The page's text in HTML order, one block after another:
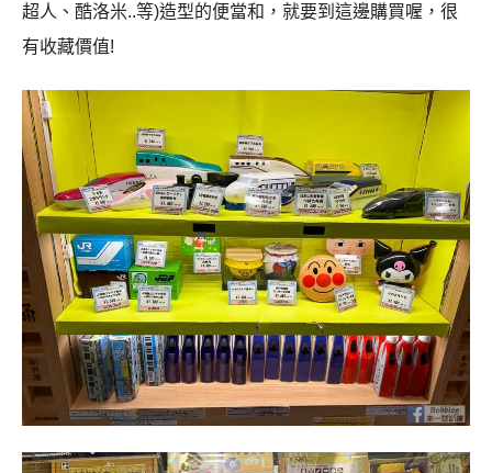
超人、酷洛米..等)造型的便當和，就要到這邊購買喔，很
有收藏價值!